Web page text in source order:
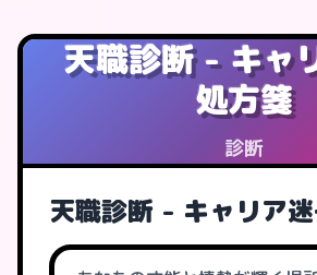
天職診断 - キャ
処方箋
診断
天職診断 - キャリア